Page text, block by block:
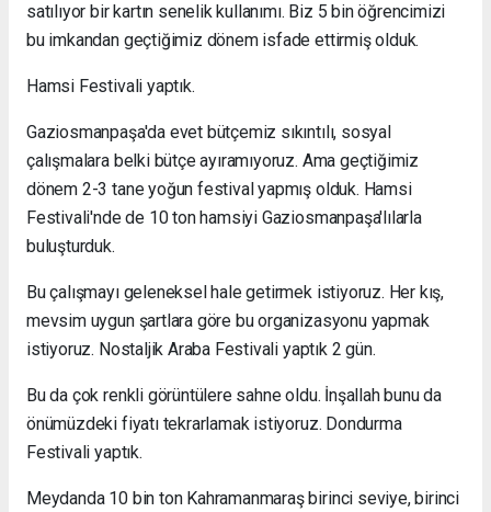
satılıyor bir kartın senelik kullanımı. Biz 5 bin öğrencimizi
bu imkandan geçtiğimiz dönem isfade ettirmiş olduk.
Hamsi Festivali yaptık.
Gaziosmanpaşa'da evet bütçemiz sıkıntılı, sosyal
çalışmalara belki bütçe ayıramıyoruz. Ama geçtiğimiz
dönem 2-3 tane yoğun festival yapmış olduk. Hamsi
Festivali'nde de 10 ton hamsiyi Gaziosmanpaşa'lılarla
buluşturduk.
Bu çalışmayı geleneksel hale getirmek istiyoruz. Her kış,
mevsim uygun şartlara göre bu organizasyonu yapmak
istiyoruz. Nostaljik Araba Festivali yaptık 2 gün.
Bu da çok renkli görüntülere sahne oldu. İnşallah bunu da
önümüzdeki fiyatı tekrarlamak istiyoruz. Dondurma
Festivali yaptık.
Meydanda 10 bin ton Kahramanmaraş birinci seviye, birinci